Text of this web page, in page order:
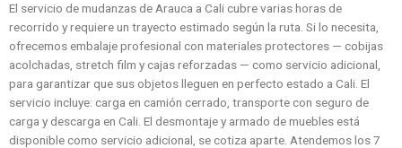
El servicio de mudanzas de Arauca a Cali cubre varias horas de
recorrido y requiere un trayecto estimado según la ruta. Si lo necesita,
ofrecemos embalaje profesional con materiales protectores — cobijas
acolchadas, stretch film y cajas reforzadas — como servicio adicional,
para garantizar que sus objetos lleguen en perfecto estado a Cali. El
servicio incluye: carga en camión cerrado, transporte con seguro de
carga y descarga en Cali. El desmontaje y armado de muebles está
disponible como servicio adicional, se cotiza aparte. Atendemos los 7